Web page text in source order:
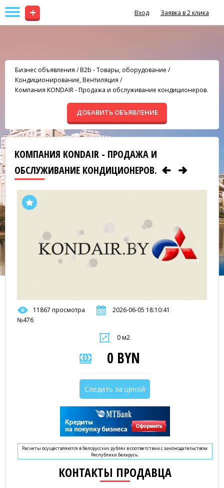
+ Вход Заявка в 2 клика
Бизнес объявления /B2b - Товары, оборудование /
Кондиционирование, Вентиляция /
Компания KONDAIR - Продажа и обслуживание кондиционеров.
ДОБАВИТЬ ОБЪЯВЛЕНИЕ
КОМПАНИЯ KONDAIR - ПРОДАЖА И
ОБСЛУЖИВАНИЕ КОНДИЦИОНЕРОВ.
11867 просмотра
2026-06-05 18:10:41
№476
0 м2
0 BYN
Следить за ценой
Расчеты осуществляются в белорусских рублях в соответствии с законодательством
Республики Беларусь.
КОНТАКТЫ ПРОДАВЦА